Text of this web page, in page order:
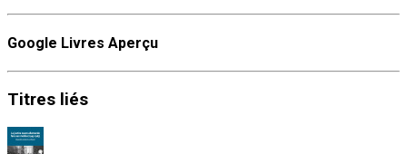
Google Livres Aperçu
Titres liés